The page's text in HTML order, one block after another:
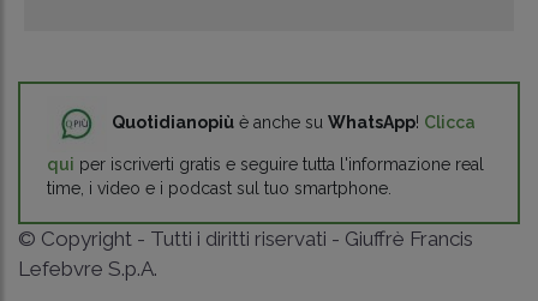
Quotidianopiù è anche su WhatsApp! Clicca
qui per iscriverti gratis e seguire tutta l'informazione real
time, i video e i podcast sul tuo smartphone.
© Copyright - Tutti i diritti riservati - Giuffrè Francis
Lefebvre S.p.A.